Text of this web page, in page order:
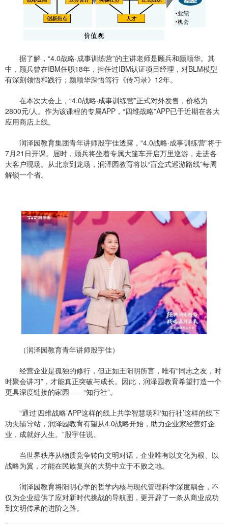
据了解，“4.0战略·成事训练营”的主讲老师是顾兵和颜顺华。其
中，顾兵曾在IBM任职18年，担任过IBM认证项目经理，对BLM模型
有深刻领悟和践行；颜顺华深悟笃行《传习录》12年。
在本次大会上，“4.0战略·成事训练营”正式对外发售，价格为
2800元/人。作为该课程的专属APP，“四维战略”APP已于近期在各大
应用商店上线。
润泽园教育集团青年讲师殷宇佳透露，“4.0战略·成事训练营”将于
7月21日开课。届时，顾兵将坐着专属大篷车开启万里巡游，走进各
大客户现场。从北京到龙场，润泽园教育将以“盲盒式巡游路线”每周
解锁一个省。
（润泽园教育青年讲师殷宇佳）
经营企业是孤独的修行，但正如王阳明所言，唯有“同志之友，时
时聚会讲习”，才能真正突破与成长。因此，润泽园教育希望打造一个
更具深度链接的家园——“知行社”。
“通过‘四维战略’APP这样的线上共学智慧场和‘知行社’这样的线下
功夫辅导站，润泽园教育有望从4.0战略开始，助力企业家经营好企
业，成就好人生。”殷宇佳说。
当世界秩序从物质竞争转向文明对话，企业唯有以文化为根、以
战略为翼，才能在民族复兴的大势中立于不败之地。
润泽园教育将阳明心学的哲学内核与现代管理科学深度耦合，不
仅为企业提供了应对新时代挑战的导航图，更开辟了一条从商业成功
到文明传承的进阶之路。